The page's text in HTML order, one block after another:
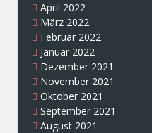
April 2022
März 2022
Februar 2022
Januar 2022
Dezember 2021
November 2021
Oktober 2021
September 2021
August 2021